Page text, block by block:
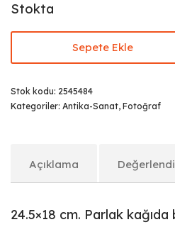
₺1.399,00.
₺1.099,00.
Stokta
Sepete Ekle
Stok kodu: 2545484
Kategoriler: Antika-Sanat, Fotoğraf
Açıklama
24.5×18 cm. Parlak kağıda